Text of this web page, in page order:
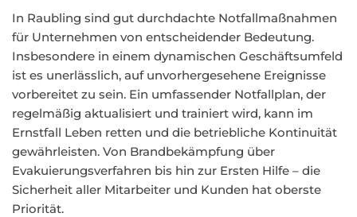
In Raubling sind gut durchdachte Notfallmaßnahmen
für Unternehmen von entscheidender Bedeutung.
Insbesondere in einem dynamischen Geschäftsumfeld
ist es unerlässlich, auf unvorhergesehene Ereignisse
vorbereitet zu sein. Ein umfassender Notfallplan, der
regelmäßig aktualisiert und trainiert wird, kann im
Ernstfall Leben retten und die betriebliche Kontinuität
gewährleisten. Von Brandbekämpfung über
Evakuierungsverfahren bis hin zur Ersten Hilfe – die
Sicherheit aller Mitarbeiter und Kunden hat oberste
Priorität.